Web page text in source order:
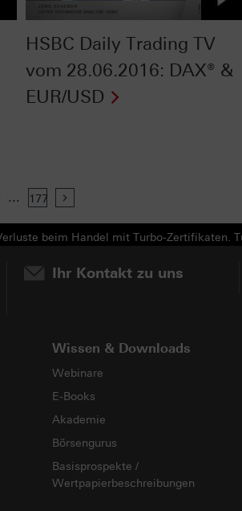
HSBC Daily Trading TV
vom 28.06.2016: DAX® &
EUR/USD
... 177
beim Handel mit Turbo-
Ihr Kontakt zu uns
Wissen & Downloads
Webinare
E-Books
Akademie
Börsengurus
Basisprospekte /
Wertpapierbeschreibungen